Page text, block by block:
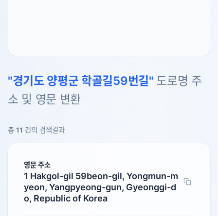
"경기도 양평군 학골길59번길" 도로명 주
소 및 영문 변환
총 11 건의 검색결과
영문 주소
1 Hakgol-gil 59beon-gil, Yongmun-m
yeon, Yangpyeong-gun, Gyeonggi-d
o, Republic of Korea